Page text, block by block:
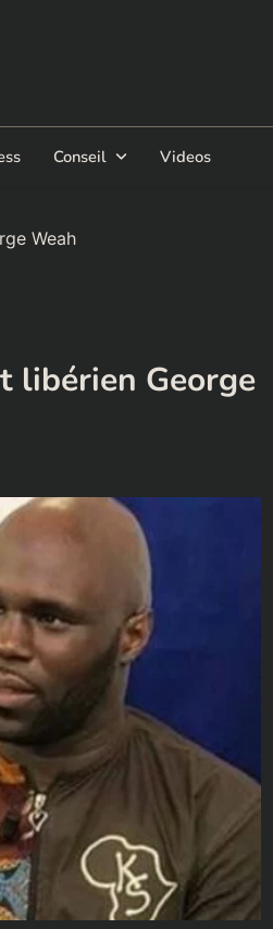
Conseil Videos
Weah
libérien George